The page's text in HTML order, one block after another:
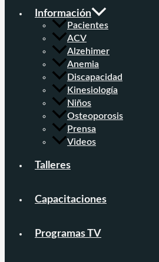
Información
Pacientes
ACV
Alzehimer
Anemia
Discapacidad
Kinesiología
Niños
Osteoporosis
Prensa
Videos
Talleres
Capacitaciones
Programas TV